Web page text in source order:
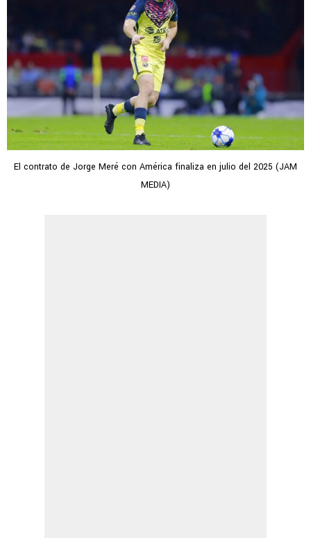
El contrato de Jorge Meré con América finaliza en julio del 2025 (JAM
MEDIA)